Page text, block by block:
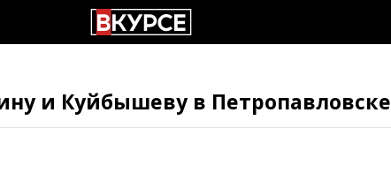
и Куйбышеву в Петропавловске